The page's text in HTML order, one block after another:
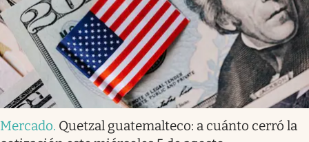
Mercado. Quetzal guatemalteco: a cuánto cerró la